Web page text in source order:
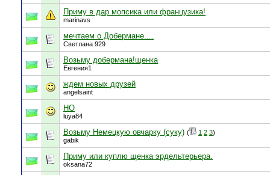
Приму в дар мопсика или французика!
marinavs
мечтаем о Добермане....
Светлана 929
Возьму добермана!щенка
Евгения1
ждем новых друзей
angelsaint
НО
luya84
Возьму Немецкую овчарку (суку) ( 1 2 3)
gabik
Приму или куплю щенка эрдельтерьера.
oksana72